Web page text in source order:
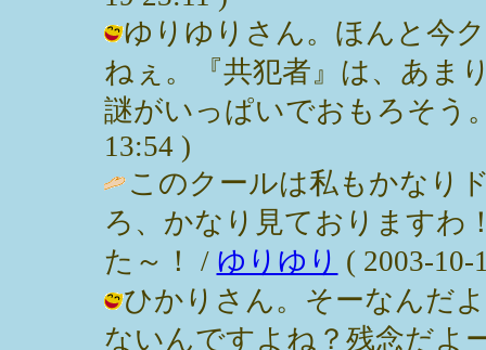
ゆりゆりさん。ほんと今
ねぇ。『共犯者』は、あま
謎がいっぱいでおもろそう
13:54 )
このクールは私もかなり
ろ、かなり見ておりますわ
た～！ / ゆりゆり ( 2003-10-
ひかりさん。そーなんだ
ないんですよね？残念だよ